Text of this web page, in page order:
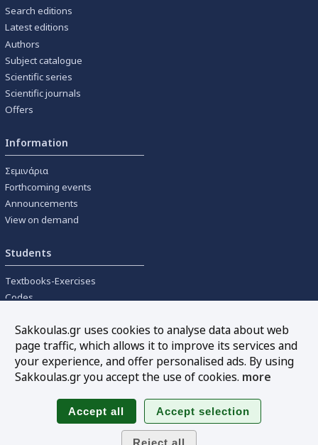
Search editions
Latest editions
Authors
Subject catalogue
Scientific series
Scientific journals
Offers
Information
Σεμινάρια
Forthcoming events
Announcements
View on demand
Students
Textbooks-Exercises
Codes
Tools
Online interest calculation
Follow us
Sakkoulas.gr uses cookies to analyse data about web
page traffic, which allows it to improve its services and
your experience, and offer personalised ads. By using
Sakkoulas.gr you accept the use of cookies. more